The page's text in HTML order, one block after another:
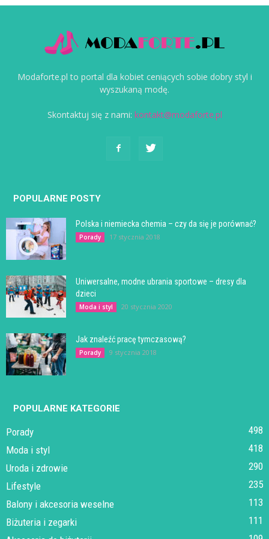
Modaforte.pl to portal dla kobiet ceniących sobie dobry styl i
wyszukaną modę.
Skontaktuj się z nami: kontakt@modaforte.pl
POPULARNE POSTY
Polska i niemiecka chemia – czy da się je porównać?
Porady 17 stycznia 2018
Uniwersalne, modne ubrania sportowe – dresy dla
dzieci
Moda i styl 20 stycznia 2020
Jak znaleźć pracę tymczasową?
Porady 9 stycznia 2018
POPULARNE KATEGORIE
Porady
498
Moda i styl
418
Uroda i zdrowie
290
Lifestyle
235
Balony i akcesoria weselne
113
Biżuteria i zegarki
111